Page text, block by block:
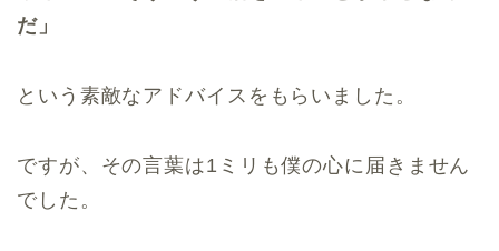
だ」
という素敵なアドバイスをもらいました。
ですが、その言葉は1ミリも僕の心に届きません
でした。